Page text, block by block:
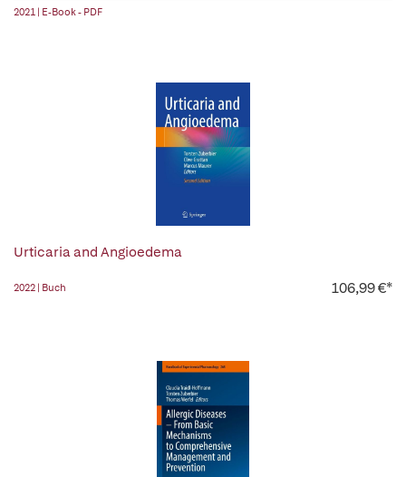
2021 | E-Book - PDF
Urticaria and Angioedema
2022 | Buch 106,99 €*